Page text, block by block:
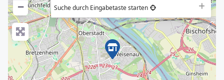
−
Suche durch Eingabetaste starten